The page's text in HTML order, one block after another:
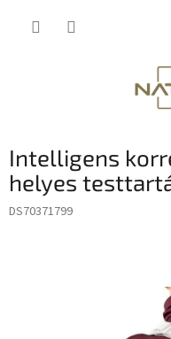
Intelligens
helyes
DS70371799